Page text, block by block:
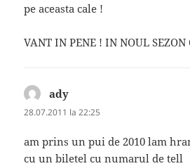
pe aceasta cale !
VANT IN PENE ! IN NOUL SEZON
ady
28.07.2011 la 22:25
am prins un pui de 2010 lam
cu un biletel cu numarul de tell